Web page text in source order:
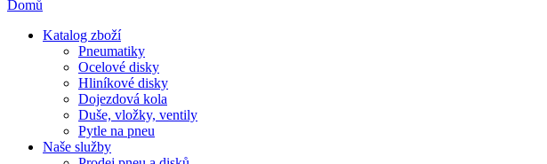
Domů
Katalog zboží
Pneumatiky
Ocelové disky
Hliníkové disky
Dojezdová kola
Duše, vložky, ventily
Pytle na pneu
Naše služby